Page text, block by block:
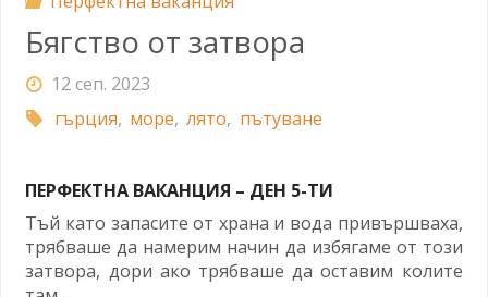
Бягство от затвора
12 сеп. 2023
гърция, море, лято, пътуване
ПЕРФЕКТНА ВАКАНЦИЯ – ДЕН 5-ТИ
Тъй като запасите от храна и вода привършваха,
трябваше да намерим начин да избягаме от този
затвора, дори ако трябваше да оставим колите